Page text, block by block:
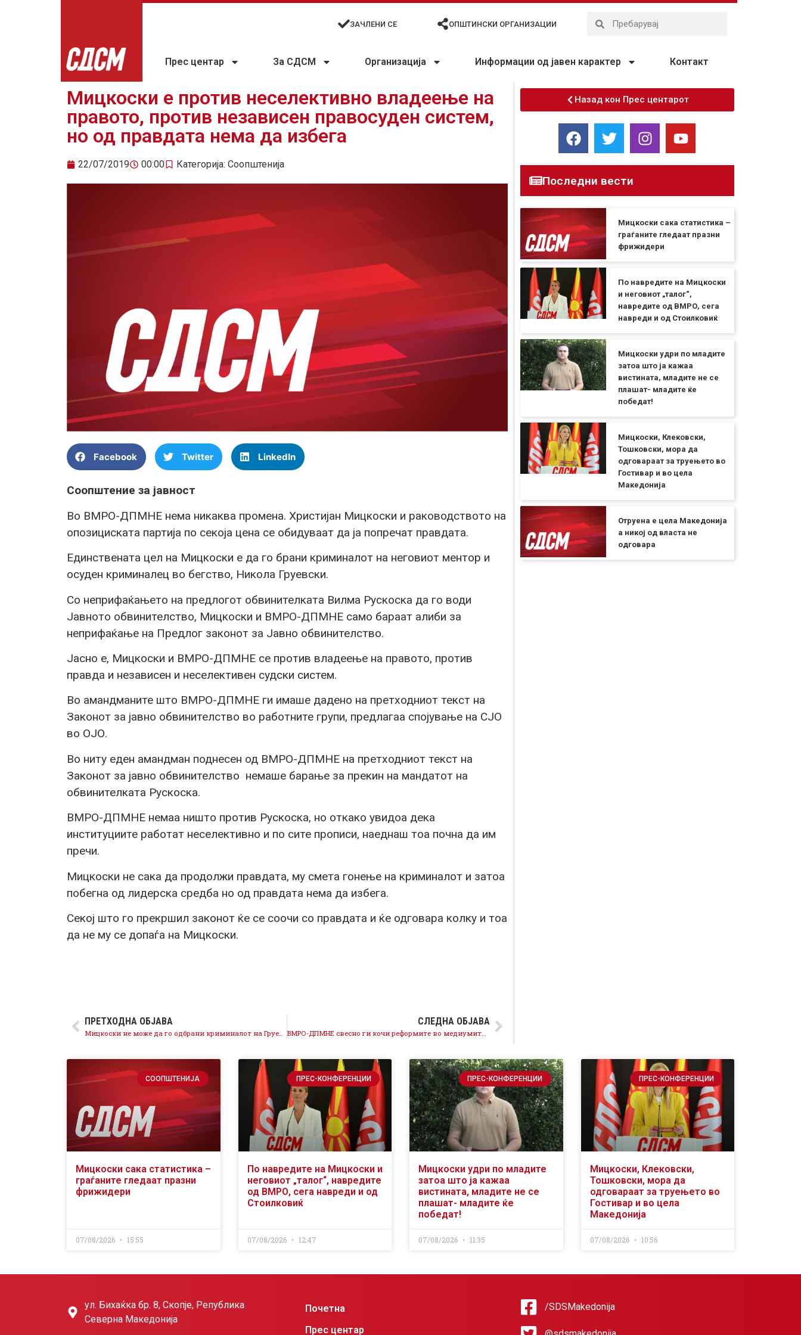
ЗАЧЛЕНИ СЕ ОПШТИНСКИ ОРГАНИЗАЦИИ
Прес центар За СДСМ Организација Информации од јавен карактер Контакт
Мицкоски е против неселективно владеење на
правото, против независен правосуден систем,
но од правдата нема да избега
22/07/2019 00:00 Категорија: Соопштенија
Facebook Twitter LinkedIn
Соопштение за јавност
Во ВМРО-ДПМНЕ нема никаква промена. Христијан Мицкоски и раководството на
опозициската партија по секоја цена се обидуваат да ја попречат правдата.
Единствената цел на Мицкоски е да го брани криминалот на неговиот ментор и
осуден криминалец во бегство, Никола Груевски.
Со неприфаќањето на предлогот обвинителката Вилма Рускоска да го води
Јавното обвинителство, Мицкоски и ВМРО-ДПМНЕ само бараат алиби за
неприфаќање на Предлог законот за Јавно обвинителство.
Јасно е, Мицкоски и ВМРО-ДПМНЕ се против владеење на правото, против
правда и независен и неселективен судски систем.
Во амандманите што ВМРО-ДПМНЕ ги имаше дадено на претходниот текст на
Законот за јавно обвинителство во работните групи, предлагаа спојување на СЈО
во ОЈО.
Во ниту еден амандман поднесен од ВМРО-ДПМНЕ на претходниот текст на
Законот за јавно обвинителство немаше барање за прекин на мандатот на
обвинителката Рускоска.
ВМРО-ДПМНЕ немаа ништо против Рускоска, но откако увидоа дека
институциите работат неселективно и по сите прописи, наеднаш тоа почна да им
пречи.
Мицкоски не сака да продолжи правдата, му смета гонење на криминалот и затоа
побегна од лидерска средба но од правдата нема да избега.
Секој што го прекршил законот ќе се соочи со правдата и ќе одговара колку и тоа
да не му се допаѓа на Мицкоски.
ПРЕТХОДНА ОБЈАВА
Мицкоски не може да го одбрани криминалот на Груевски, нов Предлог-закон за Јавно обвинителство
СЛЕДНА ОБЈАВА
ВМРО-ДПМНЕ свесно ги кочи реформите во медиумите, сака да ги зачува своите партиски кадри во МРТ и АВМУ
Назад кон Прес центарот
Последни вести
Мицкоски сака статистика –
граѓаните гледаат празни
фрижидери
По навредите на Мицкоски
и неговиот „талог“,
навредите од ВМРО, сега
навреди и од Стоилковиќ
Мицкоски удри по младите
затоа што ја кажаа
вистината, младите не се
плашат- младите ќе
победат!
Мицкоски, Клековски,
Тошковски, мора да
одговараат за труењето во
Гостивар и во цела
Македонија
Отруена е цела Македонија
а никој од власта не
одговара
СООПШТЕНИЈА
Мицкоски сака статистика –
граѓаните гледаат празни
фрижидери
07/08/2026 15:55
ПРЕС-КОНФЕРЕНЦИИ
По навредите на Мицкоски и
неговиот „талог“, навредите
од ВМРО, сега навреди и од
Стоилковиќ
07/08/2026 12:47
ПРЕС-КОНФЕРЕНЦИИ
Мицкоски удри по младите
затоа што ја кажаа
вистината, младите не се
плашат- младите ќе
победат!
07/08/2026 11:35
ПРЕС-КОНФЕРЕНЦИИ
Мицкоски, Клековски,
Тошковски, мора да
одговараат за труењето во
Гостивар и во цела
Македонија
07/08/2026 10:56
ул. Бихаќка бр. 8, Скопје, Република
Северна Македонија
Почетна
Прес центар
/SDSMakedonija